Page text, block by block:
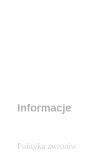
Informacje
Polityka zwrotów